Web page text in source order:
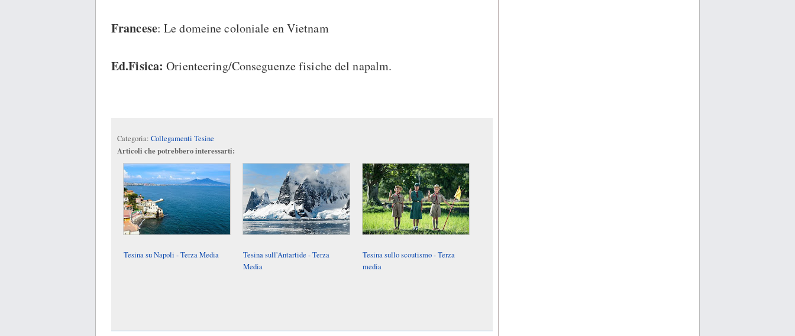
Francese: Le domeine coloniale en Vietnam
Ed.Fisica: Orienteering/Conseguenze fisiche del napalm.
Categoria: Collegamenti Tesine
Articoli che potrebbero interessarti:
Tesina su Napoli - Terza Media
Tesina sull'Antartide - Terza
Media
Tesina sullo scoutismo - Terza
media